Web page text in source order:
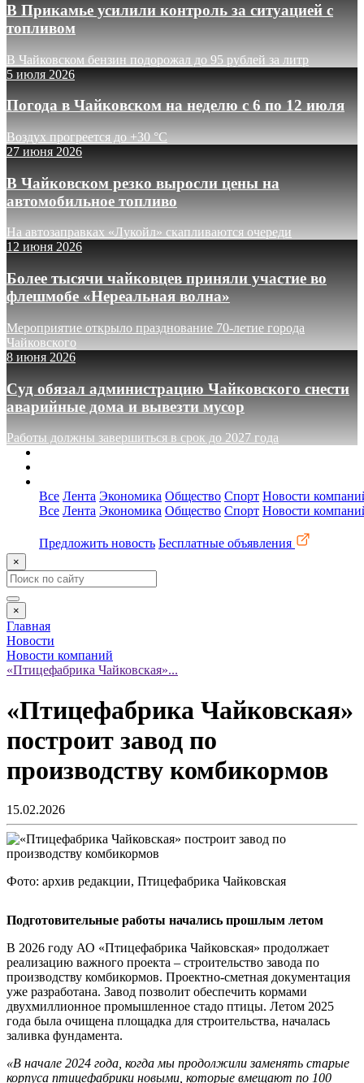
В Прикамье усилили контроль за ситуацией с
топливом
В Чайковском бензин подорожал до 95 рублей за литр
5 июля 2026
Погода в Чайковском на неделю с 6 по 12 июля
Воздух прогреется до +30 °C
27 июня 2026
В Чайковском резко выросли цены на
автомобильное топливо
На автозаправках «Лукойл» скапливаются очереди
12 июня 2026
Более тысячи чайковцев приняли участие во
флешмобе «Нереальная волна»
Мероприятие открыло празднование 70-летие города
Чайковского
8 июня 2026
Суд обязал администрацию Чайковского снести
аварийные дома и вывезти мусор
Работы должны завершиться в срок до 2027 года
Все Лента Экономика Общество Спорт Новости
Все Лента Экономика Общество Спорт Новости
Предложить новость Бесплатные объявления
×
×
Главная
Новости
Новости компаний
«Птицефабрика Чайковская»...
«Птицефабрика Чайковская»
построит завод по
производству комбикормов
15.02.2026
Фото: архив редакции, Птицефабрика Чайковская
Подготовительные работы начались прошлым летом
В 2026 году АО «Птицефабрика Чайковская» продолжает
реализацию важного проекта – строительство завода по
производству комбикормов. Проектно-сметная документация
уже разработана. Завод позволит обеспечить кормами
двухмиллионное промышленное стадо птицы. Летом 2025
года была очищена площадка для строительства, началась
заливка фундамента.
«В начале 2024 года, когда мы продолжили заменять старые
корпуса птицефабрики новыми, которые вмещают по 100